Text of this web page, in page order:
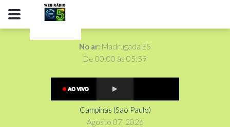
No ar: Madrugada E5
De 00:00 às 05:59
Campinas (Sao Paulo)
Agosto 07, 2026